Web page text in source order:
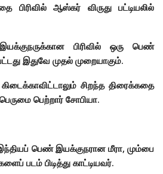
பிரிவில் ஆஸ்கர் விருது பட்டியலில்
பிரிவில் ஒரு பெண்
இதுவே முதல் முறையாகும்.
சிறந்த திரைக்கதை
பெருமை பெற்றார் சோபியா.
பெண் இயக்குநரான மீரா, மும்பை
படம் பிடித்து காட்டியவர்.